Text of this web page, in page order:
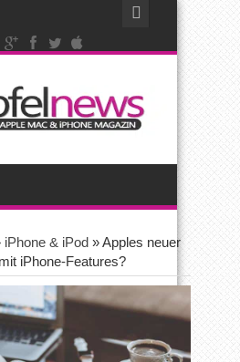
iPhone & iPod »Apples neuer
iPhone-Features?